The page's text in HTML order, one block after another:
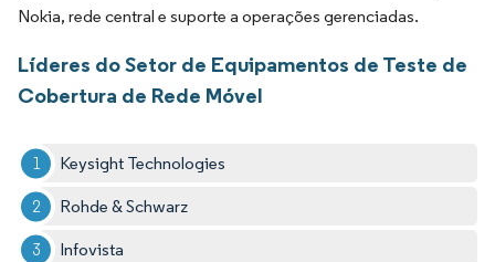
Nokia, rede central e suporte a operações gerenciadas.
Líderes do Setor de Equipamentos de Teste de
Cobertura de Rede Móvel
Keysight Technologies
Rohde & Schwarz
Infovista